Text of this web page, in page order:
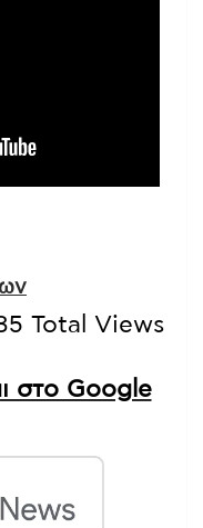
Total Views
στο Google